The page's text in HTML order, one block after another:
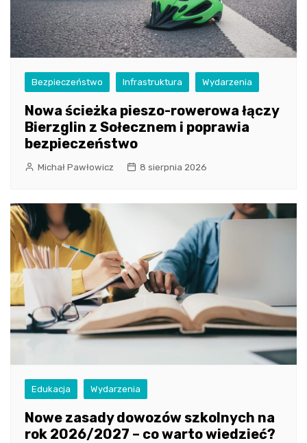
Bezpieczeństwo Infrastruktura Wydarzenia
Nowa ścieżka pieszo-rowerowa łączy
Bierzglin z Sołecznem i poprawia
bezpieczeństwo
Michał Pawłowicz 8 sierpnia 2026
Edukacja Wydarzenia
Nowe zasady dowozów szkolnych na
rok 2026/2027 – co warto wiedzieć?